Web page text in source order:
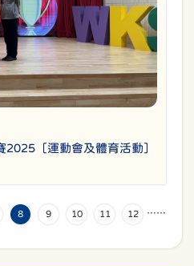
［運動會及體育活動］
…
8 9 10 11 12 …